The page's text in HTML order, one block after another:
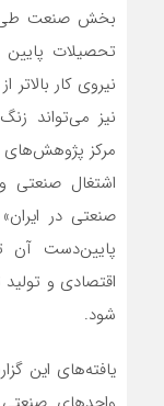
بخش صنعت طی
تحصیلات
نیروی کار
نیز می‌‌‌تواند
مرکز پژوهش‌‌‌های
اشتغال صنعتی و
صنعتی در
پایین‌دست آن
اقتصادی و
شود.